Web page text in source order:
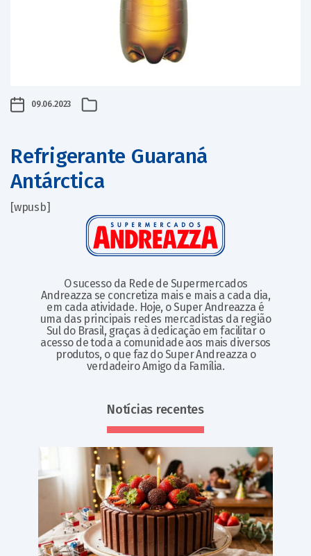
09.06.2023
Refrigerante Guaraná
Antárctica
[wpusb]
O sucesso da Rede de Supermercados
Andreazza se concretiza mais e mais a cada dia,
em cada atividade. Hoje, o Super Andreazza é
uma das principais redes mercadistas da região
Sul do Brasil, graças à dedicação em facilitar o
acesso de toda a comunidade aos mais diversos
produtos, o que faz do Super Andreazza o
verdadeiro Amigo da Família.
Notícias recentes